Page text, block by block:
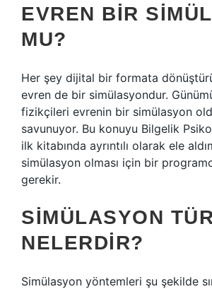
EVREN BIR
MU?
Her şey dijital bir formata
evren de bir simülasyondur.
fizikçileri evrenin bir simülasyon
savunuyor. Bu konuyu Bilgelik
ilk kitabında ayrıntılı olarak ele
simülasyon olması için bir
gerekir.
SIMÜLASYON
NELERDIR?
Simülasyon yöntemleri şu şekilde